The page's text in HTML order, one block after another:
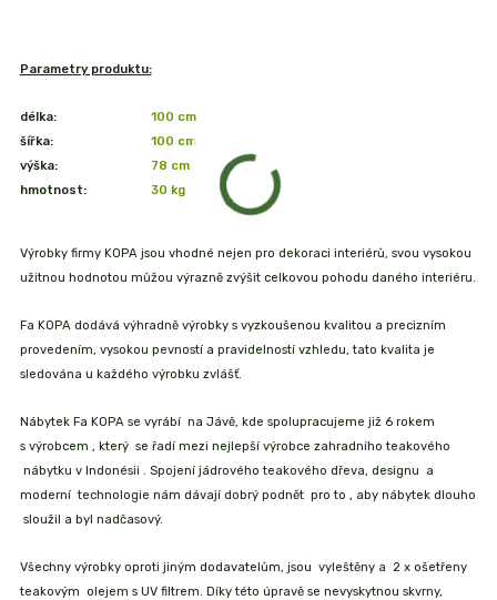
Parametry produktu:
délka:
100 cm
šířka:
100 cm
výška:
78 cm
hmotnost:
30 kg
Výrobky firmy KOPA jsou vhodné nejen pro dekoraci interiérů, svou vysokou
užitnou hodnotou můžou výrazně zvýšit celkovou pohodu daného interiéru.
Fa KOPA dodává výhradně výrobky s vyzkoušenou kvalitou a precizním
provedením, vysokou pevností a pravidelností vzhledu, tato kvalita je
sledována u každého výrobku zvlášť.
Nábytek Fa KOPA se vyrábí na Jávě, kde spolupracujeme již 6 rokem
s výrobcem , který se řadí mezi nejlepší výrobce zahradního teakového
nábytku v Indonésii . Spojení jádrového teakového dřeva, designu a
moderní technologie nám dávají dobrý podnět pro to , aby nábytek dlouho
sloužil a byl nadčasový.
Všechny výrobky oproti jiným dodavatelům, jsou vyleštěny a 2 x ošetřeny
teakovým olejem s UV filtrem. Díky této úpravě se nevyskytnou skvrny,